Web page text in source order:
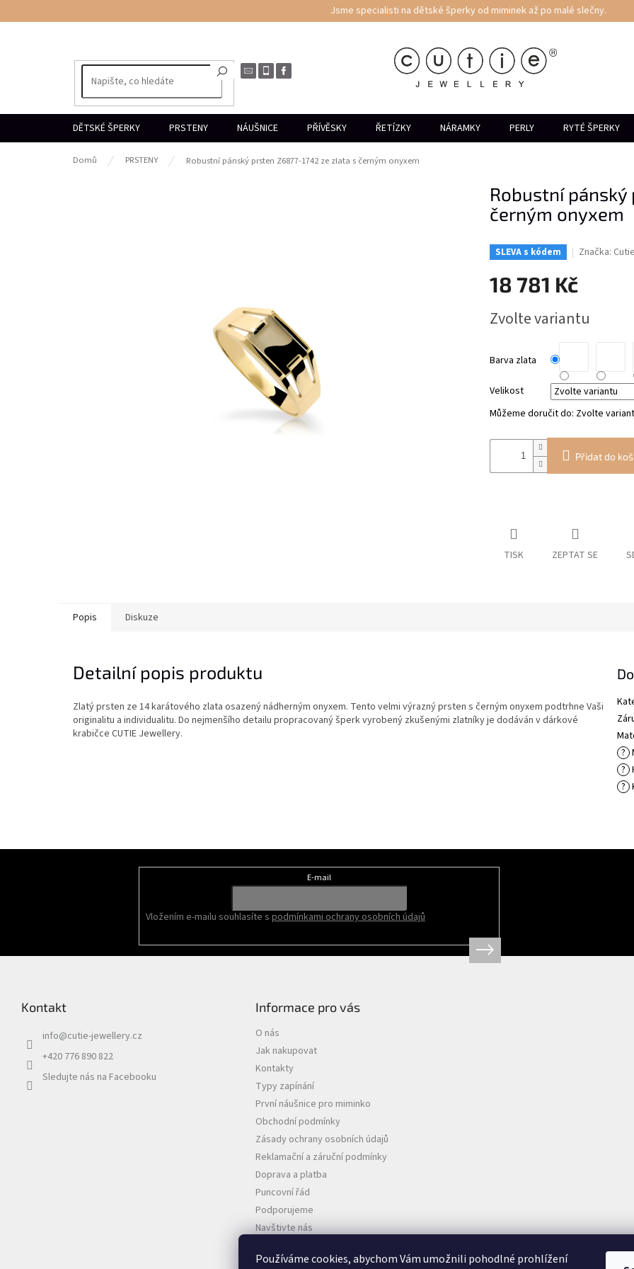
Používáme cookies, abychom Vám umožnili pohodlné prohlížení
na
Jsme specialisti na dětské šperky od miminek až po malé slečny.
DĚTSKÉ ŠPERKY PRSTENY NÁUŠNICE PŘÍVĚSKY ŘETÍZKY NÁRAMKY PERLY RYTÉ ŠPERKY
Domů PRSTENY Robustní pánský prsten Z6877-1742 ze zlata s černým onyxem
Robustní pánský
černým onyxem
SLEVA s kódem Značka:
18 781 Kč
cena:
Zvolte variantu
Barva zlata
Velikost
Můžeme doručit do: Zvolte
Přidat do
TISK ZEPTAT SE
Popis Diskuze
Detailní popis produktu
Zlatý prsten ze 14 karátového zlata osazený nádherným onyxem. Tento velmi výrazný prsten s černým onyxem podtrhne Vaši
originalitu a individualitu. Do nejmenšího detailu propracovaný šperk vyrobený zkušenými zlatníky je dodáván v dárkové
krabičce CUTIE Jewellery.
?
?
?
E-mail
Vložením e-mailu souhlasíte s podmínkami ochrany osobních údajů
Kontakt
info@cutie-jewellery.cz
+420 776 890 822
Sledujte nás na Facebooku
Informace pro vás
O nás
Jak nakupovat
Kontakty
Typy zapínání
První náušnice pro miminko
Obchodní podmínky
Zásady ochrany osobních údajů
Reklamační a záruční podmínky
Doprava a platba
Puncovní řád
Podporujeme
Navštivte nás